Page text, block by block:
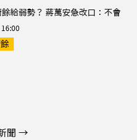
給弱勢？ 蔣萬安急改口：不會
聞 →